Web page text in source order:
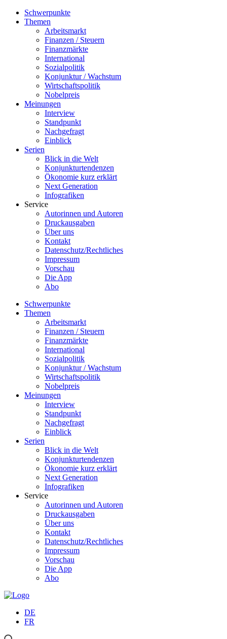
Schwerpunkte
Themen
Arbeitsmarkt
Finanzen / Steuern
Finanzmärkte
International
Sozialpolitik
Konjunktur / Wachstum
Wirtschaftspolitik
Nobelpreis
Meinungen
Interview
Standpunkt
Nachgefragt
Einblick
Serien
Blick in die Welt
Konjunkturtendenzen
Ökonomie kurz erklärt
Next Generation
Infografiken
Service
Autorinnen und Autoren
Druckausgaben
Über uns
Kontakt
Datenschutz/Rechtliches
Impressum
Vorschau
Die App
Abo
Schwerpunkte
Themen
Arbeitsmarkt
Finanzen / Steuern
Finanzmärkte
International
Sozialpolitik
Konjunktur / Wachstum
Wirtschaftspolitik
Nobelpreis
Meinungen
Interview
Standpunkt
Nachgefragt
Einblick
Serien
Blick in die Welt
Konjunkturtendenzen
Ökonomie kurz erklärt
Next Generation
Infografiken
Service
Autorinnen und Autoren
Druckausgaben
Über uns
Kontakt
Datenschutz/Rechtliches
Impressum
Vorschau
Die App
Abo
DE
FR